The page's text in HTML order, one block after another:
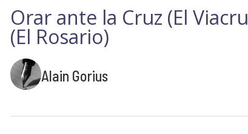
Orar ante la Cruz (El
(El Rosario)
Alain Gorius